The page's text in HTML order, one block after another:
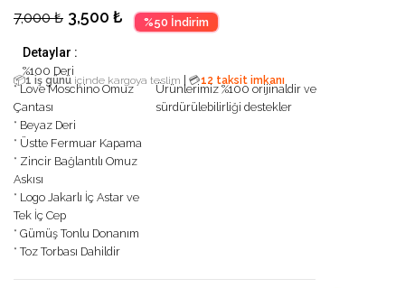
7,000₺ 3,500 ₺ %50 İndirim
Detaylar :
%100 Deri
📦1 iş günü içinde kargoya teslim 💳12 taksit imkanı
* Love Moschino Omuz
Çantası
* Beyaz Deri
* Üstte Fermuar Kapama
* Zincir Bağlantılı Omuz
Askısı
* Logo Jakarlı İç Astar ve
Tek İç Cep
* Gümüş Tonlu Donanım
* Toz Torbası Dahildir
Ürünlerimiz %100 orijinaldir ve
sürdürülebilirliği destekler